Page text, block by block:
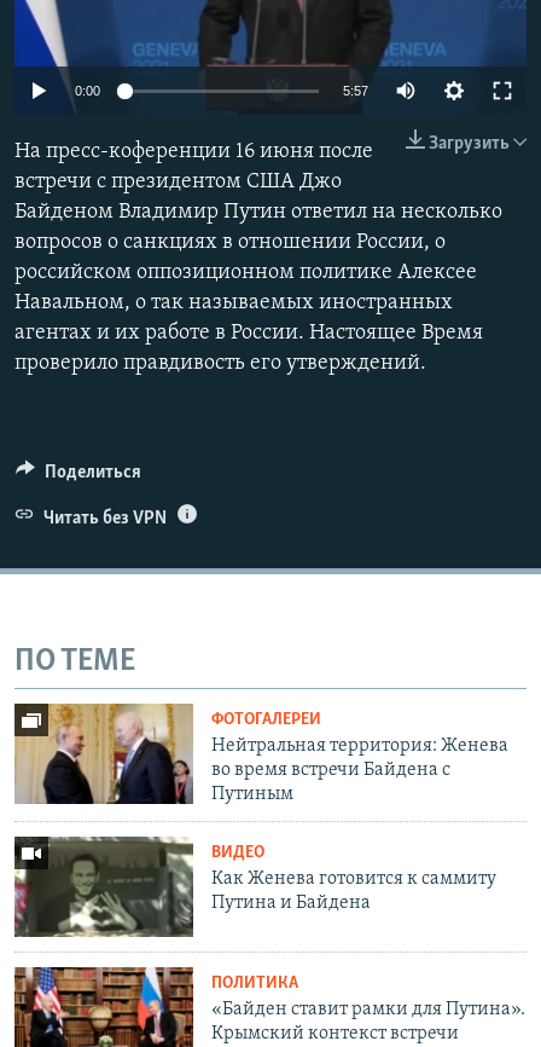
ПОБЕДИТЕЛЕЙ НЕ СУДЯТ?
КРЫМ.НЕПОКОРЕННЫЙ
ELIFBE
УКРАИНСКАЯ ПРОБЛЕМА КРЫМА
ПРИСОЕДИНЯЙТЕСЬ!
Все сайты RFE/RL
240p
720p
0:00 5:57
240p
480p
720p
1080p
Загрузить
На пресс-коференции 16 июня после
встречи с президентом США Джо
Байденом Владимир Путин ответил на несколько
вопросов о санкциях в отношении России, о
российском оппозиционном политике Алексее
Навальном, о так называемых иностранных
агентах и их работе в России. Настоящее Время
проверило правдивость его утверждений.
Поделиться
Читать без VPN
ПО ТЕМЕ
ФОТОГАЛЕРЕИ
Нейтральная территория: Женева
во время встречи Байдена с
Путиным
ВИДЕО
Как Женева готовится к саммиту
Путина и Байдена
ПОЛИТИКА
«Байден ставит рамки для Путина».
Крымский контекст встречи